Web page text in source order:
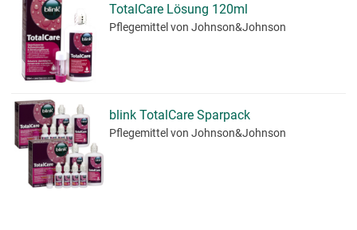
TotalCare Lösung 120ml
Pflegemittel von Johnson&Johnson
blink TotalCare Sparpack
Pflegemittel von Johnson&Johnson